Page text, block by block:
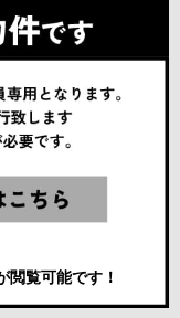
閲覧可能です！